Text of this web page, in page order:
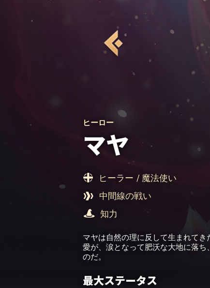
ヒーロー
マヤ
ヒーラー / 魔法使い
中間線の戦い
知力
マヤは自然の理に反して生まれて
愛が、涙となって肥沃な大地に落
のだ。
最大ステータス